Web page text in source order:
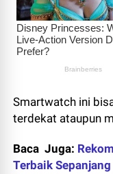
Smartwatch ini
terdekat ataupun
Baca Juga:
Terbaik